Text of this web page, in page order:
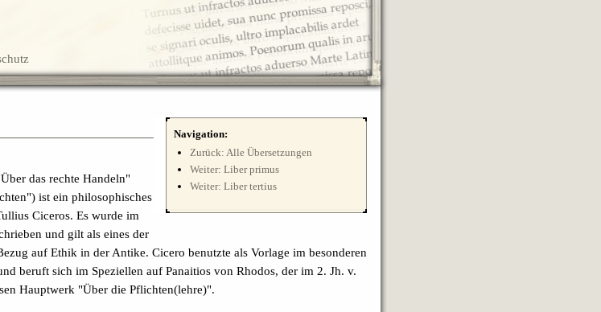
Navigation:
Zurück: Alle Übersetzungen
Weiter: Liber primus
Weiter: Liber tertius
das rechte Handeln"
ist ein philosophisches
Ciceros. Es wurde im
und gilt als eines der
auf Ethik in der Antike. Cicero benutzte als Vorlage im besonderen
beruft sich im Speziellen auf Panaitios von Rhodos, der im 2. Jh. v.
Hauptwerk "Über die Pflichten(lehre)".